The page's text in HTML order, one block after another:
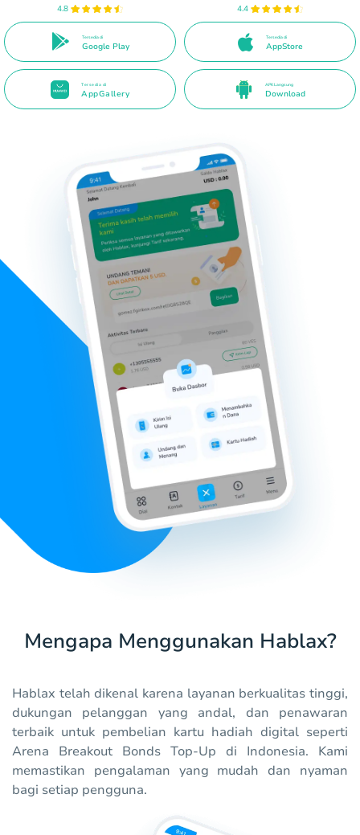
4.8
Tersedia di
Google Play
4.4
Tersedia di
AppStore
Tersedia di
AppGallery
APK Langsung
Download
Mengapa Menggunakan Hablax?
Hablax telah dikenal karena layanan berkualitas tinggi,
dukungan pelanggan yang andal, dan penawaran
terbaik untuk pembelian kartu hadiah digital seperti
Arena Breakout Bonds Top-Up di Indonesia. Kami
memastikan pengalaman yang mudah dan nyaman
bagi setiap pengguna.